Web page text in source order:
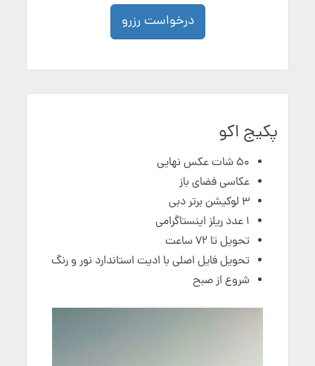
درخواست رزرو
پکیج اکو
50 شات عکس نهایی
عکاسی فضای باز
۳ لوکیشن برتر دبی
۱ عدد ریلز اینستاگرامی
تحویل تا ۷۲ ساعت
تحویل فایل اصلی با ادیت استاندارد نور و رنگ
شروع از صبح